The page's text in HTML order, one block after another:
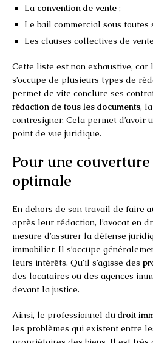
La convention de vente ;
Le bail commercial sous toutes
Les clauses collectives de
Cette liste est non exhaustive, car l
s’occupe de plusieurs types de
permet de vite conclure ses
rédaction de tous les documents,
contresigner. Cela permet d’avoir
point de vue juridique.
Pour une
optimale
En dehors de son travail de faire
après leur rédaction, l’avocat en
mesure d’assurer la défense
immobilier. Il s’occupe
leurs intérêts. Qu’il s’agisse des
des locataires ou des agences
devant la justice.
Ainsi, le professionnel du droit
les problèmes qui existent entre